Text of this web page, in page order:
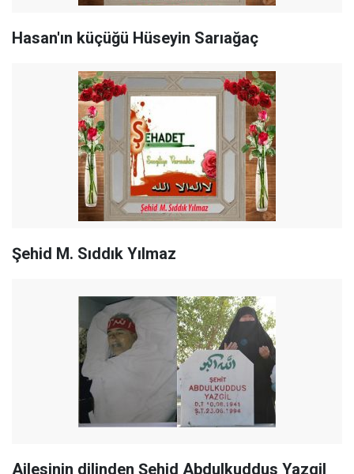
Hasan'ın küçüğü Hüseyin Sarıağaç
Şehid M. Sıddık Yılmaz
Ailesinin dilinden Şehid Abdulkuddus Yazgil